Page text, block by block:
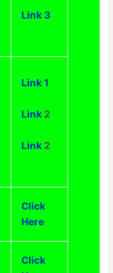
Link 3
Link 1
Link2
Link2
Click
Here
Click